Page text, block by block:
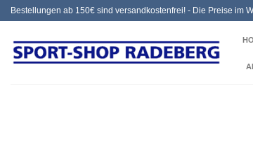
Zum
springen
Bestellungen ab 150€ sind versandkostenfrei! - Die Preise im